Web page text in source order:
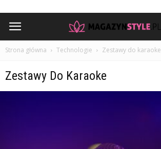
Strona główna Technologie Zestawy do karaoke
Zestawy Do Karaoke